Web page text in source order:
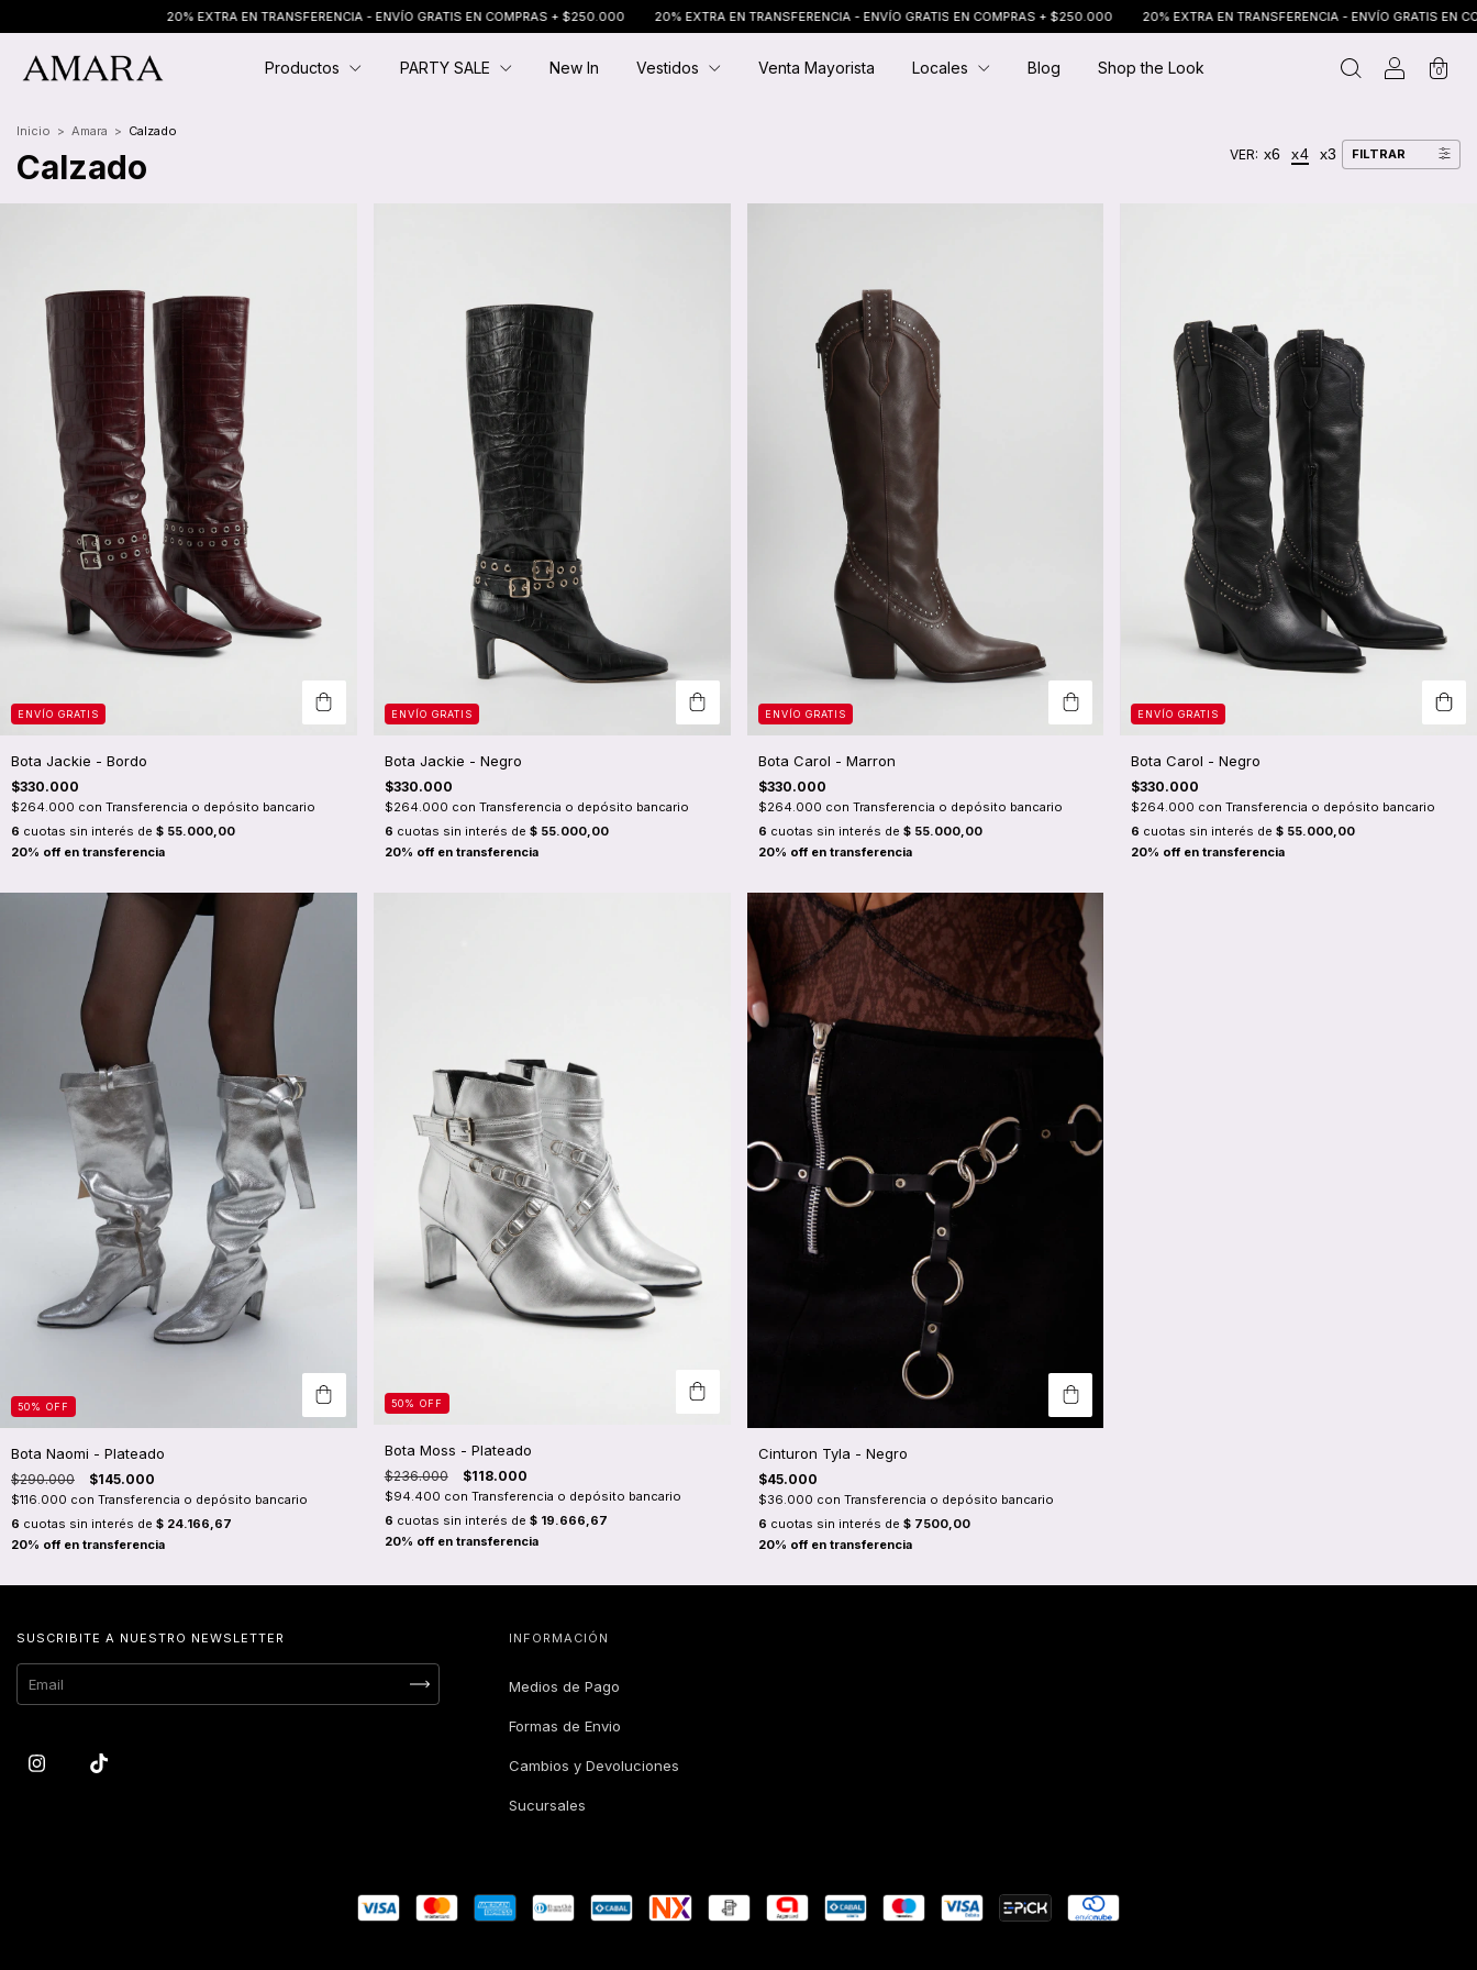
20% EXTRA EN TRANSFERENCIA - ENVÍO GRATIS EN COMPRAS + $250.000 20% EXTRA EN TRANSFERENCIA - ENVÍO GRATIS EN COMPRAS + $250.000 20% EXTRA EN TRANSFERENCIA - ENVÍO GRATIS EN
Productos PARTY SALE New In Vestidos Venta Mayorista Locales Blog Shop the Look 0
Inicio > Amara > Calzado
Calzado VER: x6 x4 x3 FILTRAR
ENVÍO GRATIS
Bota Jackie - Bordo
$330.000
$264.000 con Transferencia o depósito bancario
6 cuotas sin interés de $ 55.000,00
ENVÍO GRATIS
Bota Jackie - Negro
$330.000
$264.000 con Transferencia o depósito bancario
6 cuotas sin interés de $ 55.000,00
ENVÍO GRATIS
Bota Carol - Marron
$330.000
$264.000 con Transferencia o depósito bancario
6 cuotas sin interés de $ 55.000,00
ENVÍO GRATIS
Bota Carol - Negro
$330.000
$264.000 con Transferencia o depósito bancario
6 cuotas sin interés de$ 55.000,00
50% OFF
Bota Naomi - Plateado
$290.000 $145.000
$116.000 con Transferencia o depósito bancario
6 cuotas sin interés de $ 24.166,67
50% OFF
Bota Moss - Plateado
$236.000 $118.000
$94.400 con Transferencia o depósito bancario
6 cuotas sin interés de $ 19.666,67
Cinturon Tyla - Negro
$45.000
$36.000 con Transferencia o depósito bancario
6 cuotas sin interés de $ 7500,00
SUSCRIBITE A NUESTRO NEWSLETTER INFORMACIÓN
Medios de Pago
Formas de Envio
Cambios y Devoluciones
Sucursales